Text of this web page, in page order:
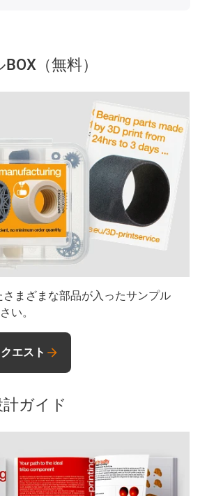
（無料）
まざまな部品が入ったサンプル
い。
エスト
ガイド